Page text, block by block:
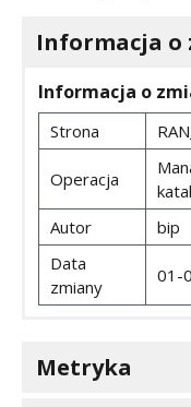
Informacja o
Informacja o
Strona
Operacja
Autor
bip
Data
zmiany
01-
Metryka